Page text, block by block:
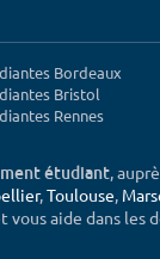
Bordeaux
Bristol
Rennes
étudiant,
,Toulouse,
vous aide dans les